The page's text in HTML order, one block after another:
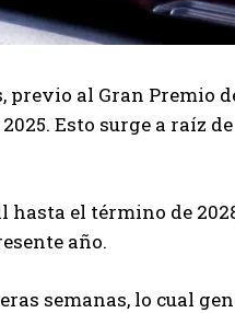
al Gran Premio
Esto surge a raíz de
hasta el término de
año.
semanas, lo cual